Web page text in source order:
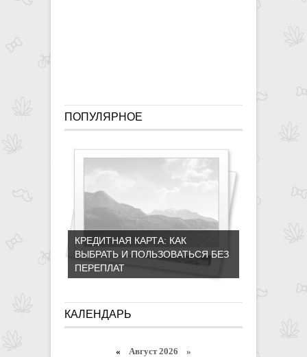
ПОПУЛЯРНОЕ
КРЕДИТНАЯ КАРТА: КАК
ВЫБРАТЬ И ПОЛЬЗОВАТЬСЯ БЕЗ
ПЕРЕПЛАТ
КАЛЕНДАРЬ
« Август 2026 »